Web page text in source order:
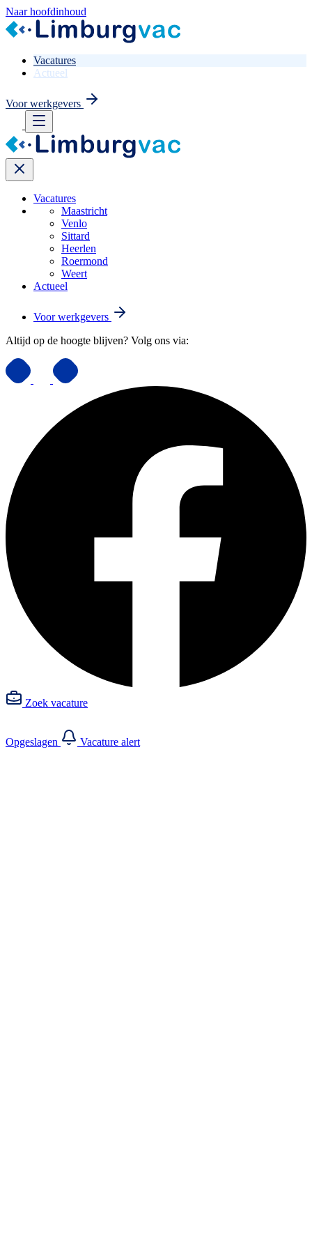
Naar hoofdinhoud
Vacatures
Actueel
Voor werkgevers
Vacatures
Maastricht
Venlo
Sittard
Heerlen
Roermond
Weert
Actueel
Voor werkgevers
Altijd op de hoogte blijven? Volg ons via:
Zoek vacature
Opgeslagen Vacature alert